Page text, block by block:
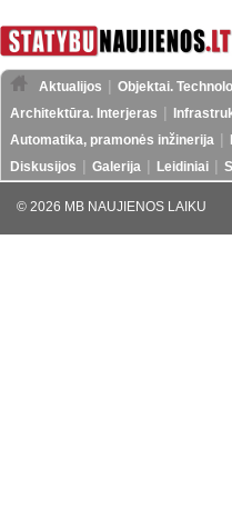
Aktualijos Objektai.
Architektūra. Interjeras
Automatika, pramonės inžinerija
Diskusijos
Galerija Leidiniai
© 2026 MB NAUJIENOS LAIKU